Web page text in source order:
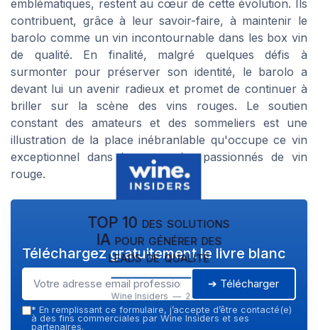
emblématiques, restent au cœur de cette évolution. Ils
contribuent, grâce à leur savoir-faire, à maintenir le
barolo comme un vin incontournable dans les box vin
de qualité. En finalité, malgré quelques défis à
surmonter pour préserver son identité, le barolo a
devant lui un avenir radieux et promet de continuer à
briller sur la scène des vins rouges. Le soutien
constant des amateurs et des sommeliers est une
illustration de la place inébranlable qu'occupe ce vin
exceptionnel dans le cœur des passionnés de vin
rouge.
TOP 10 des solutions
IA pour générer des
leads de qualité
Wine Insiders — 2026
Téléchargez gratuitement le livre blanc
➔ Télécharger
* En remplissant ce formulaire, j’accepte d’être contacté(e)
à des fins commerciales par Wine Insiders et ses
partenaires.